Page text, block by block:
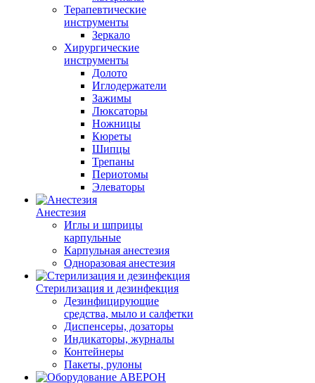
Терапевтические
инструменты
Зеркало
Хирургические
инструменты
Долото
Иглодержатели
Зажимы
Люксаторы
Ножницы
Кюреты
Шипцы
Трепаны
Периотомы
Элеваторы
Анестезия
Иглы и шприцы
карпульные
Карпульная анестезия
Одноразовая анестезия
Стерилизация и дезинфекция
Дезинфицирующие
средства, мыло и салфетки
Диспенсеры, дозаторы
Индикаторы, журналы
Контейнеры
Пакеты, рулоны